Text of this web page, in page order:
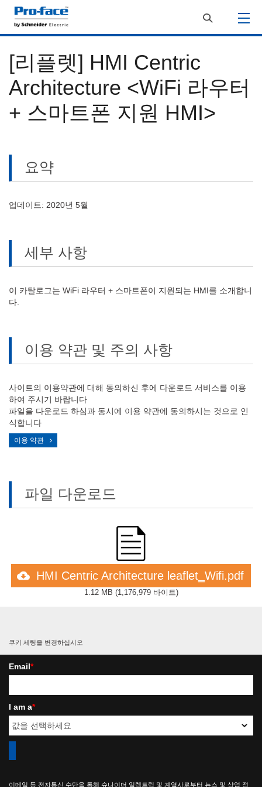
[리플렛] HMI Centric
Architecture <WiFi 라우터
+ 스마트폰 지원 HMI>
요약
업데이트: 2020년 5월
세부 사항
이 카탈로그는 WiFi 라우터 + 스마트폰이 지원되는 HMI를 소개합니
다.
이용 약관 및 주의 사항
사이트의 이용약관에 대해 동의하신 후에 다운로드 서비스를 이용
하여 주시기 바랍니다
파일을 다운로드 하심과 동시에 이용 약관에 동의하시는 것으로 인
식합니다
이용 약관
파일 다운로드
HMI Centric Architecture leaflet‗Wifi.pdf
1.12 MB (1,176,979 바이트)
쿠키 세팅을 변경하십시오
Email*
I am a*
이메일 등 전자통신 수단을 통해 슈나이더 일렉트릭 및 계열사로부터 뉴스 및 상업 정